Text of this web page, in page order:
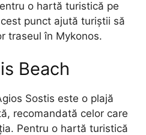
o hartă turistică pe
punct ajută turiștii să
traseul în Mykonos.
Beach
Sostis este o plajă
recomandată celor care
Pentru o hartă turistică